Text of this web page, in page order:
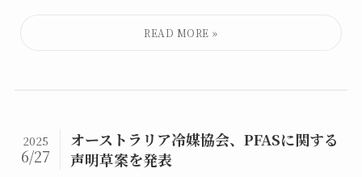
オーストラリア冷媒協会、PFASに関する
声明草案を発表
2025
6/27